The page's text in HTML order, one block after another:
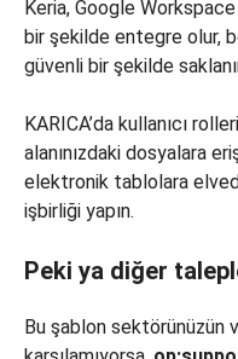
Keria, Google
bir şekilde entegre olur,
güvenli bir şekilde
KARICA’da kullanıcı
alanınızdaki dosyalara
elektronik tablolara
işbirliği yapın.
Peki ya diğer
Bu şablon sektörünüzün